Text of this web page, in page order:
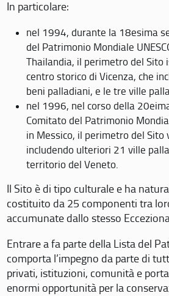
In particolare:
nel 1994, durante la 18esima
del Patrimonio Mondiale
Thailandia, il perimetro del Sito
centro storico di Vicenza, che
beni palladiani, e le tre ville
nel 1996, nel corso della
Comitato del Patrimonio
in Messico, il perimetro del Sito
includendo ulteriori 21 ville
territorio del Veneto.
Il Sito è di tipo culturale e ha
costituito da 25 componenti tra
accumunate dallo stesso
Entrare a fa parte della Lista del
comporta l’impegno da parte di
privati, istituzioni, comunità e
enormi opportunità per la